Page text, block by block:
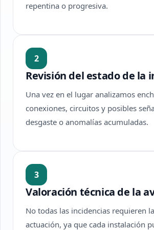
repentina o progresiva.
2
Revisión del estado de la
Una vez en el lugar analizamos
conexiones, circuitos y posibles
desgaste o anomalías acumuladas.
3
Valoración técnica de la
No todas las incidencias requieren
actuación, ya que cada instalación